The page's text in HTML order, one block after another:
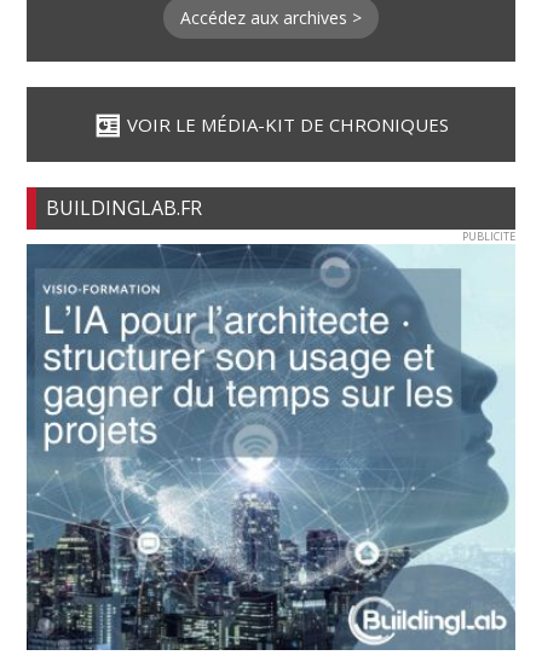
Accédez aux archives >
VOIR LE MÉDIA-KIT DE CHRONIQUES
BUILDINGLAB.FR
PUBLICITE